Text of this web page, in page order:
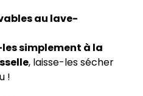
au lave-
simplement à la
, laisse-les sécher
!